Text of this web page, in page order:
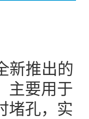
新推出的
主要用于
堵孔，实